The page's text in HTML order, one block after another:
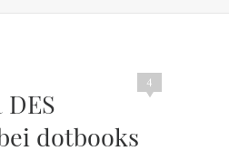
4
DES
dotbooks